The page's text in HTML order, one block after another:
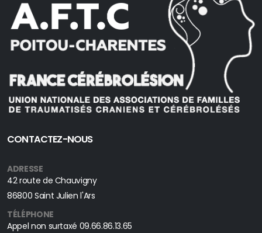
CONTACTEZ-NOUS
ADRESSE
42 route de Chauvigny
86800 Saint Julien l'Ars
TÉLÉPHONE
Appel non surtaxé 09.66.86.13.65